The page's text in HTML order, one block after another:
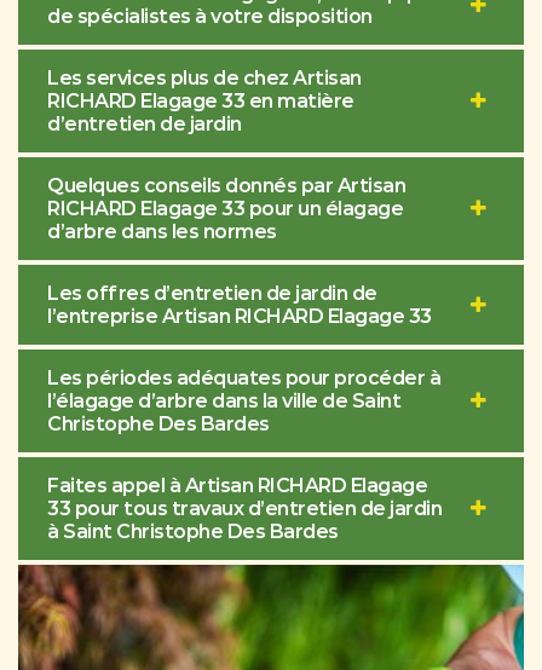
de spécialistes à votre disposition
Les services plus de chez Artisan
RICHARD Elagage 33 en matière
d’entretien de jardin
Quelques conseils donnés par Artisan
RICHARD Elagage 33 pour un élagage
d’arbre dans les normes
Les offres d’entretien de jardin de
l’entreprise Artisan RICHARD Elagage 33
Les périodes adéquates pour procéder à
l’élagage d’arbre dans la ville de Saint
Christophe Des Bardes
Faites appel à Artisan RICHARD Elagage
33 pour tous travaux d’entretien de jardin
à Saint Christophe Des Bardes